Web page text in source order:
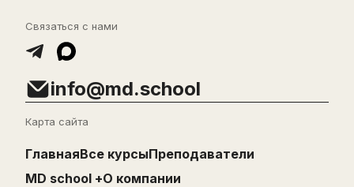
Связаться с нами
info@md.school
Карта сайта
ГлавнаяВсе курсыПреподаватели
MD school +О компании